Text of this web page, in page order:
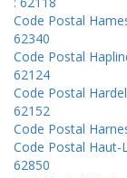
Code Postal
62340
Code Postal
62124
Code Postal
62152
Code Postal
Code Postal Haut-
62850